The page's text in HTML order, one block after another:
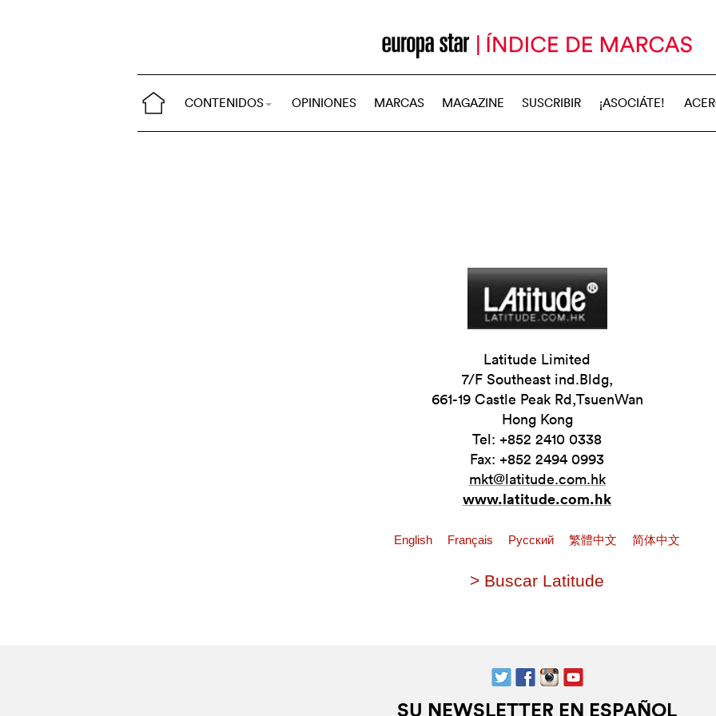
CONTENIDOS OPINIONES MARCAS MAGAZINE SUSCRIBIR ¡ASOCIÁTE!
Latitude Limited
7/F Southeast ind.Bldg,
661-19 Castle Peak Rd,TsuenWan
Hong Kong
Tel: +852 2410 0338
Fax: +852 2494 0993
mkt@latitude.com.hk
www.latitude.com.hk
English Français Pусский 繁體中文 简体中文
> Buscar Latitude
SU NEWSLETTER EN ESPAÑOL